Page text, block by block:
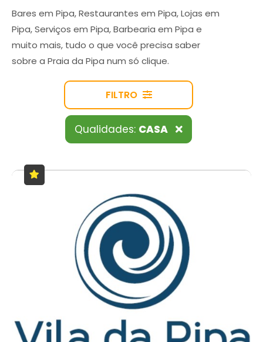
Bares em Pipa, Restaurantes em Pipa, Lojas em
Pipa, Serviços em Pipa, Barbearia em Pipa e
muito mais, tudo o que você precisa saber
sobre a Praia da Pipa num só clique.
FILTRO
Qualidades: CASA